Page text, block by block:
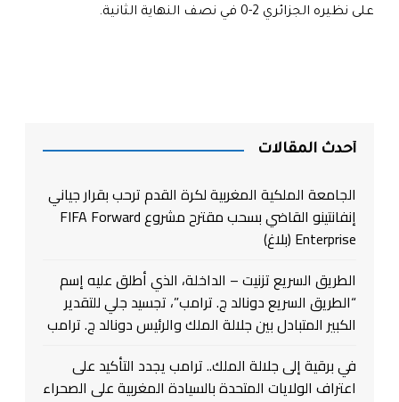
على نظيره الجزائري 2-0 في نصف النهاية الثانية
.
أحدث المقالات
الجامعة الملكية المغربية لكرة القدم ترحب بقرار جياني
إنفانتينو القاضي بسحب مقترح مشروع FIFA Forward
Enterprise (بلاغ)
الطريق السريع تزنيت – الداخلة، الذي أطلق عليه إسم
“الطريق السريع دونالد ج. ترامب”، تجسيد جلي للتقدير
الكبير المتبادل بين جلالة الملك والرئيس دونالد ج. ترامب
في برقية إلى جلالة الملك.. ترامب يجدد التأكيد على
اعتراف الولايات المتحدة بالسيادة المغربية على الصحراء